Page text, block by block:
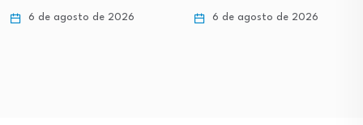
6 de agosto de 2026 6 de agosto de 2026